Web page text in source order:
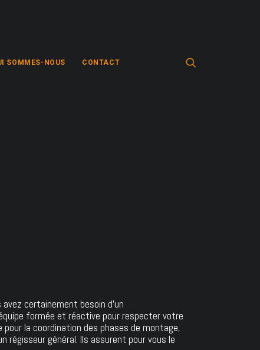
SOMMES-NOUS CONTACT
certainement besoin d'un
formée et réactive pour respecter votre
la coordination des phases de montage,
régisseur général. Ils assurent pour vous le